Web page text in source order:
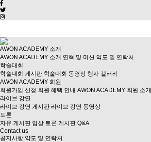
AWON ACADEMY 소개
AWON ACADEMY 소개 연혁 및 미션 약도 및 연락처
학술대회
학술대회 게시판 학술대회 동영상 행사 갤러리
AWON ACADEMY 회원
회원가입 신청 회원 혜택 안내 AWON ACADEMY 회원 소개
라이브 강연
라이브 강연 게시판 라이브 강연 동영상
토론
자유 게시판 임상 토론 게시판 Q&A
Contact us
공지사항 약도 및 연락처